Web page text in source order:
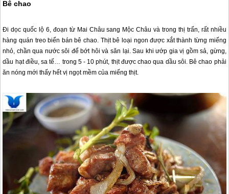
Bê chao
Đi dọc quốc lộ 6, đoạn từ Mai Châu sang Mộc Châu và trong thị trấn, rất nhiều
hàng quán treo biển bán bê chao. Thịt bê loại ngon được xắt thành từng miếng
nhỏ, chần qua nước sôi để bớt hôi và săn lại. Sau khi ướp gia vị gồm sả, gừng,
dầu hạt điều, sa tế… trong 5 - 10 phút, thịt được chao qua dầu sôi. Bê chao phải
ăn nóng mới thấy hết vị ngọt mềm của miếng thịt.